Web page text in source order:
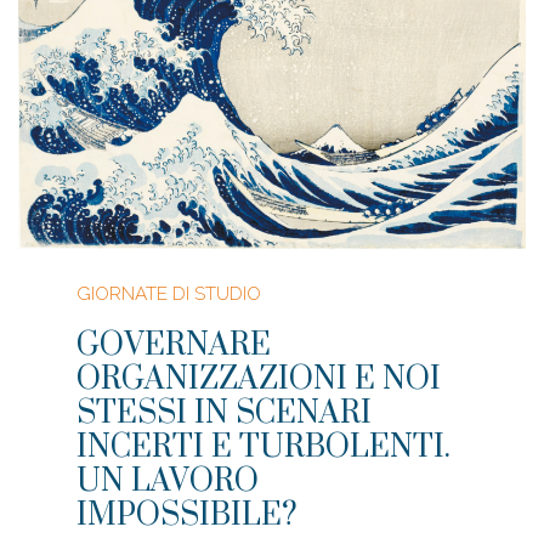
GIORNATE DI STUDIO
GOVERNARE
ORGANIZZAZIONI E NOI
STESSI IN SCENARI
INCERTI E TURBOLENTI.
UN LAVORO
IMPOSSIBILE?